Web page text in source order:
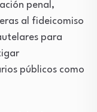
penal,
al fideicomiso
para
públicos como